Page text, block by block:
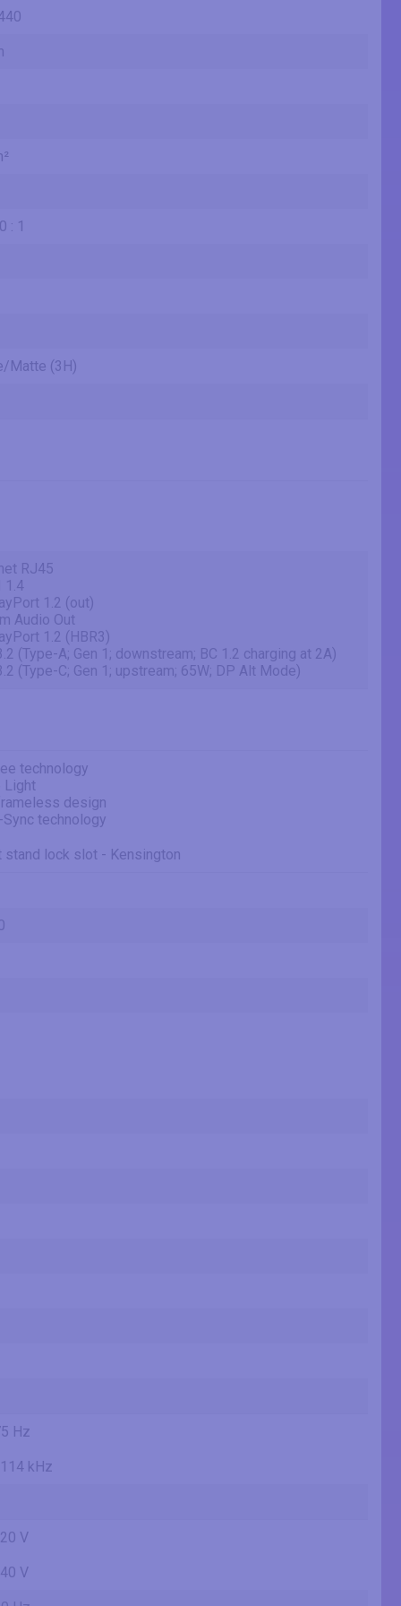
: 1
Matte (3H)
RJ45
1.4
1.2 (out)
Audio Out
1.2 (HBR3)
(Type-A; Gen 1; downstream; BC 1.2 charging at 2A)
(Type-C; Gen 1; upstream; 65W; DP Alt Mode)
technology
Light
design
technology
stand lock slot - Kensington
Hz
kHz
V
V